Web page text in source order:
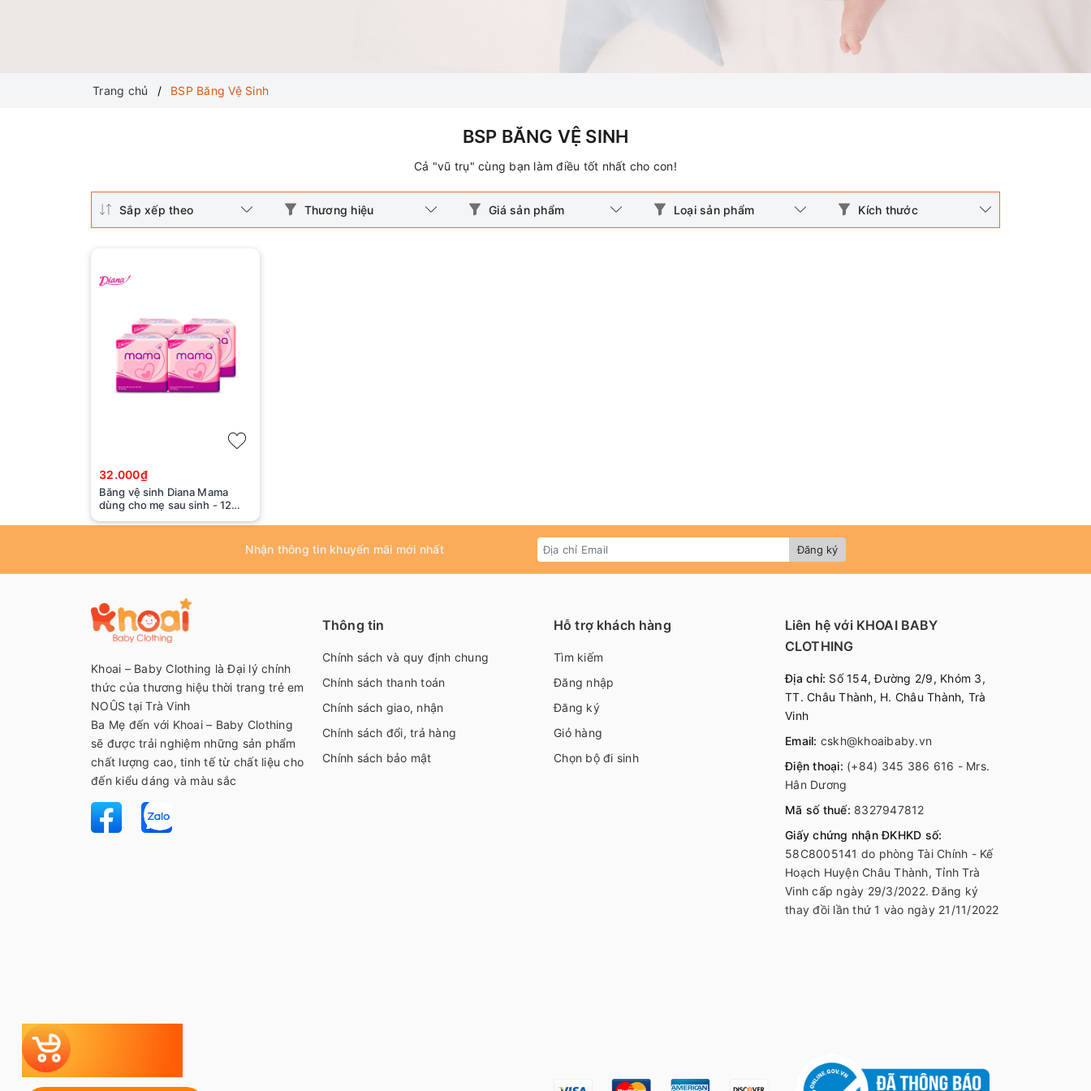
Trang chủ BSP Băng Vệ Sinh
BSP BĂNG VỆ SINH
Cả "vũ trụ" cùng bạn làm điều tốt nhất cho con!
Sắp xếp theo Thương hiệu Giá sản phẩm Loại sản phẩm Kích thước
32.000₫
Băng vệ sinh Diana Mama
dùng cho mẹ sau sinh - 12
Nhận thông tin khuyến mãi mới nhất Đăng ký
Khoai – Baby Clothing là Đại lý chính
thức của thương hiệu thời trang trẻ em
NOÛS tại Trà Vinh
Ba Mẹ đến với Khoai – Baby Clothing
sẽ được trải nghiệm những sản phẩm
chất lượng cao, tinh tế từ chất liệu cho
đến kiểu dáng và màu sắc
Thông tin
Chính sách và quy định chung
Chính sách thanh toán
Chính sách giao, nhận
Chính sách đổi, trả hàng
Chính sách bảo mật
Hỗ trợ khách hàng
Tìm kiếm
Đăng nhập
Đăng ký
Giỏ hàng
Chọn bộ đi sinh
Liên hệ với KHOAI BABY
CLOTHING
Địa chỉ: Số 154, Đường 2/9, Khóm 3,
TT. Châu Thành, H. Châu Thành, Trà
Vinh
Email: cskh@khoaibaby.vn
Điện thoại: (+84) 345 386 616 - Mrs.
Hân Dương
Mã số thuế: 8327947812
Giấy chứng nhận ĐKHKD số:
58C8005141 do phòng Tài Chính - Kế
Hoạch Huyện Châu Thành, Tỉnh Trà
Vinh cấp ngày 29/3/2022. Đăng ký
thay đồi lần thứ 1 vào ngày 21/11/2022